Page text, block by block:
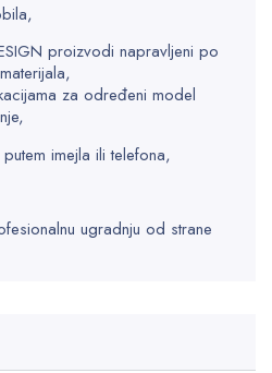
proizvodi napravljeni po
za određeni model
imejla ili telefona,
ugradnju od strane